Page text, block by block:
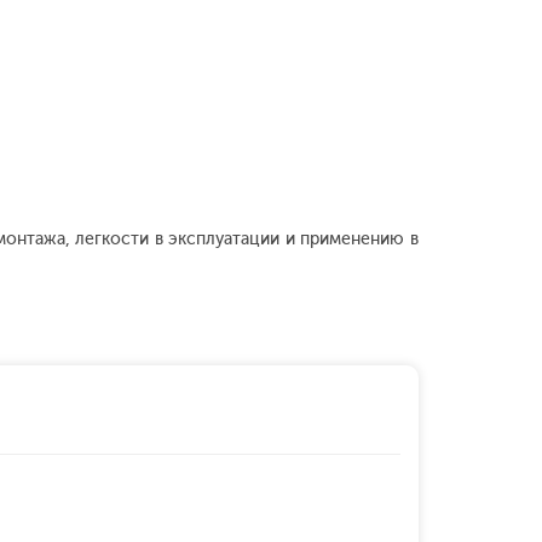
легкости в эксплуатации и применению в